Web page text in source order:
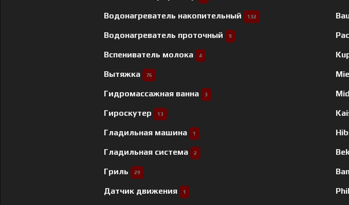
Водонагреватель накопительный 132
Водонагреватель проточный 9
Вспениватель молока 4
Вытяжка 76
Гидромассажная ванна 3
Гироскутер 13
Гладильная машина 1
Гладильная система 2
Гриль 29
Датчик движения 1